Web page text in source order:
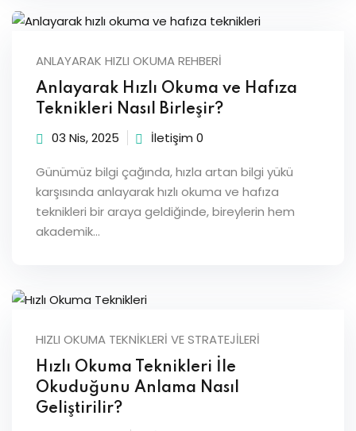
ANLAYARAK HIZLI OKUMA REHBERI
Anlayarak Hızlı Okuma ve Hafıza
Teknikleri Nasıl Birleşir?
03 Nis, 2025 İletişim 0
Günümüz bilgi çağında, hızla artan bilgi yükü
karşısında anlayarak hızlı okuma ve hafıza
teknikleri bir araya geldiğinde, bireylerin hem
akademik…
HIZLI OKUMA TEKNIKLERI VE STRATEJILERI
Hızlı Okuma Teknikleri İle
Okuduğunu Anlama Nasıl
Geliştirilir?